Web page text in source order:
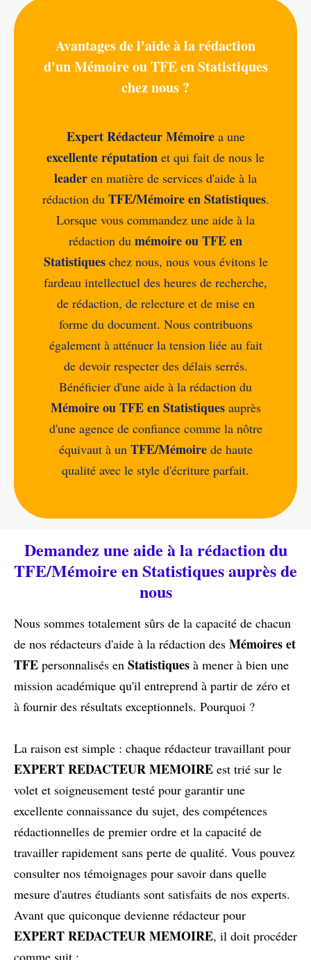
Avantages de l'aide à la rédaction
d'un Mémoire ou TFE en Statistiques
chez nous ?
Expert Rédacteur Mémoirea une
excellente réputation et qui fait de nous le
leader en matière de services d'aide à la
rédaction du TFE/Mémoire en Statistiques.
Lorsque vous commandez une aide à la
rédaction du mémoire ou TFE en
Statistiqueschez nous, nous vous évitons le
fardeau intellectuel des heures de recherche,
de rédaction, de relecture et de mise en
forme du document. Nous contribuons
également à atténuer la tension liée au fait
de devoir respecter des délais serrés.
Bénéficier d'une aide à la rédaction du
Mémoire ou TFE en Statistiquesauprès
d'une agence de confiance comme la nôtre
équivaut à un TFE/Mémoirede haute
qualité avec le style d'écriture parfait.
Demandez une aide à la rédaction du
TFE/Mémoire en Statistiques auprès de
nous
Nous sommes totalement sûrs de la capacité de chacun
de nos rédacteurs d'aide à la rédaction des Mémoires et
TFE personnalisés en Statistiques à mener à bien une
mission académique qu'il entreprend à partir de zéro et
à fournir des résultats exceptionnels. Pourquoi ?
La raison est simple : chaque rédacteur travaillant pour
EXPERT REDACTEUR MEMOIRE est trié sur le
volet et soigneusement testé pour garantir une
excellente connaissance du sujet, des compétences
rédactionnelles de premier ordre et la capacité de
travailler rapidement sans perte de qualité. Vous pouvez
consulter nos témoignages pour savoir dans quelle
mesure d'autres étudiants sont satisfaits de nos experts.
Avant que quiconque devienne rédacteur pour
EXPERT REDACTEUR MEMOIRE, il doit procéder
comme suit :